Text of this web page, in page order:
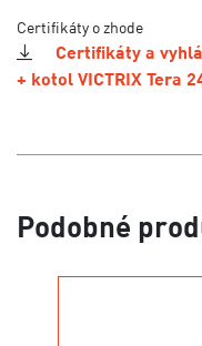
Certifikáty o zhode
Certifikáty a
+ kotol VICTRIX Tera
Podobné